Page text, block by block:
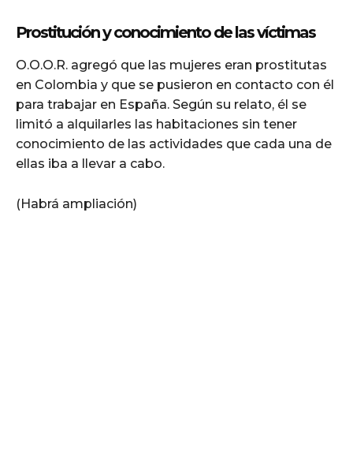
Prostitución y conocimiento de las víctimas
O.O.O.R. agregó que las mujeres eran prostitutas
en Colombia y que se pusieron en contacto con él
para trabajar en España. Según su relato, él se
limitó a alquilarles las habitaciones sin tener
conocimiento de las actividades que cada una de
ellas iba a llevar a cabo.
(Habrá ampliación)